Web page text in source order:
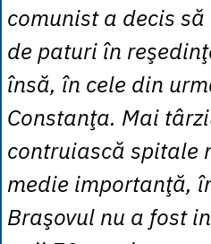
comunist a decis
de paturi în
însă, în cele din
Constanţa. Mai
contruiască spitale
medie importanţă,
Braşovul nu a fost